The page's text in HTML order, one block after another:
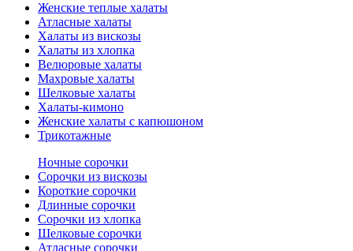
Женские теплые халаты
Атласные халаты
Халаты из вискозы
Халаты из хлопка
Велюровые халаты
Махровые халаты
Шелковые халаты
Халаты-кимоно
Женские халаты с капюшоном
Трикотажные
Ночные сорочки
Сорочки из вискозы
Короткие сорочки
Длинные сорочки
Сорочки из хлопка
Шелковые сорочки
Атласные сорочки